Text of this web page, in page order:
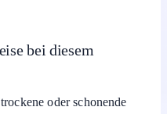
bei diesem
oder schonende